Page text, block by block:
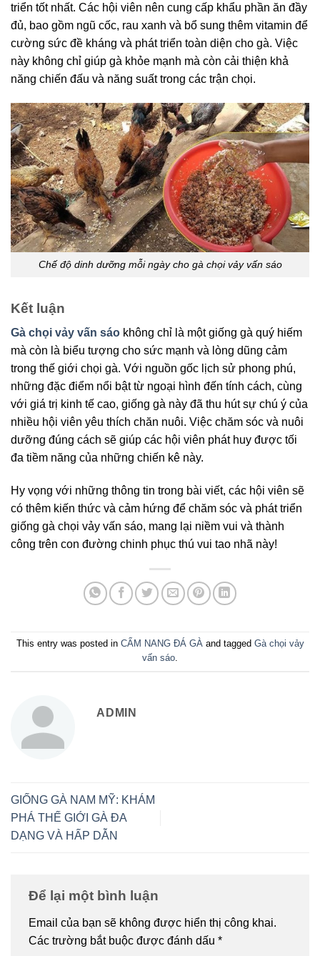
triển tốt nhất. Các hội viên nên cung cấp khẩu phần ăn đầy
đủ, bao gồm ngũ cốc, rau xanh và bổ sung thêm vitamin để
cường sức đề kháng và phát triển toàn diện cho gà. Việc
này không chỉ giúp gà khỏe mạnh mà còn cải thiện khả
năng chiến đấu và năng suất trong các trận chọi.
Chế độ dinh dưỡng mỗi ngày cho gà chọi vảy vấn sáo
Kết luận
Gà chọi vảy vấn sáo không chỉ là một giống gà quý hiếm
mà còn là biểu tượng cho sức mạnh và lòng dũng cảm
trong thế giới chọi gà. Với nguồn gốc lịch sử phong phú,
những đặc điểm nổi bật từ ngoại hình đến tính cách, cùng
với giá trị kinh tế cao, giống gà này đã thu hút sự chú ý của
nhiều hội viên yêu thích chăn nuôi. Việc chăm sóc và nuôi
dưỡng đúng cách sẽ giúp các hội viên phát huy được tối
đa tiềm năng của những chiến kê này.
Hy vọng với những thông tin trong bài viết, các hội viên sẽ
có thêm kiến thức và cảm hứng để chăm sóc và phát triển
giống gà chọi vảy vấn sáo, mang lại niềm vui và thành
công trên con đường chinh phục thú vui tao nhã này!
This entry was posted in CẨM NANG ĐÁ GÀand tagged Gà chọi vảy
vấn sáo.
ADMIN
GIỐNG GÀ NAM MỸ: KHÁM
PHÁ THẾ GIỚI GÀ ĐA
DẠNG VÀ HẤP DẪN
Để lại một bình luận
Email của bạn sẽ không được hiển thị công khai.
Các trường bắt buộc được đánh dấu *